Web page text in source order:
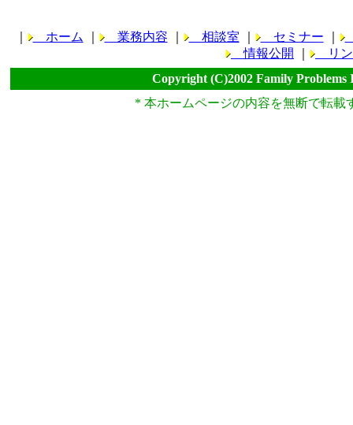
ホーム 業務内容 相談室 セミナー
情報公開
リ
Copyright (C)2002 Family
* 本ホームページの内容を無断で転載